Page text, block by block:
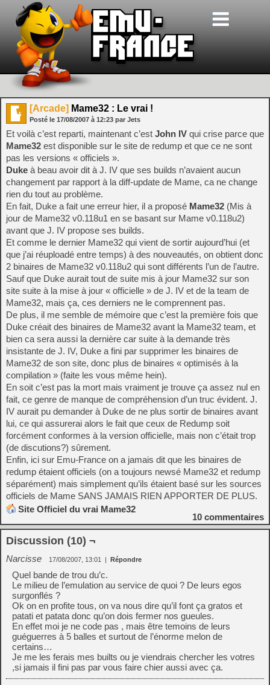
[Arcade] Mame32 : Le vrai !
Posté le 17/08/2007 à 12:23 par Jets
Et voilà c’est reparti, maintenant c’est John IV qui crise parce que
Mame32 est disponible sur le site de redump et que ce ne sont
pas les versions « officiels ».
Duke à beau avoir dit à J. IV que ses builds n’avaient aucun
changement par rapport à la diff-update de Mame, ca ne change
rien du tout au problème.
En fait, Duke a fait une erreur hier, il a proposé Mame32 (Mis à
jour de Mame32 v0.118u1 en se basant sur Mame v0.118u2)
avant que J. IV propose ses builds.
Et comme le dernier Mame32 qui vient de sortir aujourd’hui (et
que j’ai réuploadé entre temps) à des nouveautés, on obtient donc
2 binaires de Mame32 v0.118u2 qui sont différents l’un de l’autre.
Sauf que Duke aurait tout de suite mis à jour Mame32 sur son
site suite à la mise à jour « officielle » de J. IV et de la team de
Mame32, mais ça, ces derniers ne le comprennent pas.
De plus, il me semble de mémoire que c’est la première fois que
Duke créait des binaires de Mame32 avant la Mame32 team, et
bien ca sera aussi la dernière car suite à la demande très
insistante de J. IV, Duke a fini par supprimer les binaires de
Mame32 de son site, donc plus de binaires « optimisés à la
compilation » (faite les vous même hein).
En soit c’est pas la mort mais vraiment je trouve ça assez nul en
fait, ce genre de manque de compréhension d’un truc évident. J.
IV aurait pu demander à Duke de ne plus sortir de binaires avant
lui, ce qui assurerai alors le fait que ceux de Redump soit
forcément conformes à la version officielle, mais non c’était trop
(de discutions?) sûrement.
Enfin, ici sur Emu-France on a jamais dit que les binaires de
redump étaient officiels (on a toujours newsé Mame32 et redump
séparément) mais simplement qu’ils étaient basé sur les sources
officiels de Mame SANS JAMAIS RIEN APPORTER DE PLUS.
Site Officiel du vrai Mame32
10 commentaires
Discussion (10) ¬
Narcisse 17/08/2007, 13:01 | Répondre
Quel bande de trou du’c.
Le milieu de l’emulation au service de quoi ? De leurs egos
surgonflés ?
Ok on en profite tous, on va nous dire qu’il font ça gratos et
patati et patata donc qu’on dois fermer nos gueules.
En effet moi je ne code pas , mais être temoins de leurs
guéguerres à 5 balles et surtout de l’énorme melon de
certains…
Je me les ferais mes builts ou je viendrais chercher les votres
,si jamais il fini pas par vous faire chier aussi avec ça.